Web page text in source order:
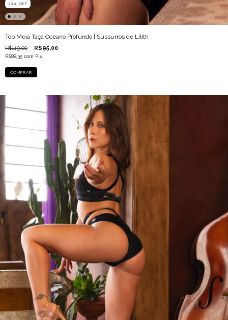
20 % OFF
Top Meia Taça Oceano Profundo | Sussurros de Lilith
R$119,00 R$95,00
R$88,35 com Pix
COMPRAR